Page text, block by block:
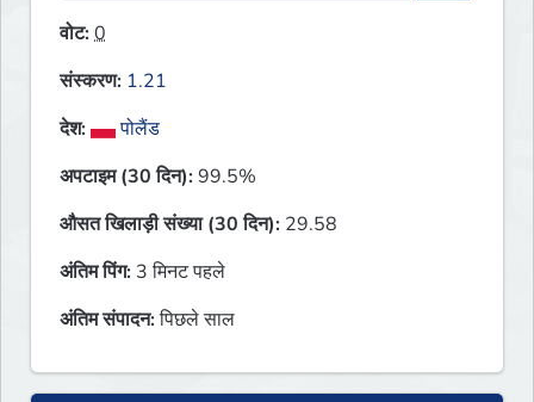
वोट:0
संस्करण: 1.21
देश:
पोलैंड
अपटाइम (30 दिन):99.5%
औसत खिलाड़ी संख्या (30 दिन): 29.58
अंतिम पिंग: 3 मिनट पहले
अंतिम संपादन:पिछले साल